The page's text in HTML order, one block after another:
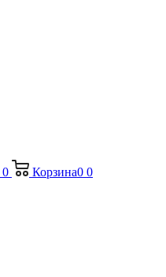
0 Корзина0 0